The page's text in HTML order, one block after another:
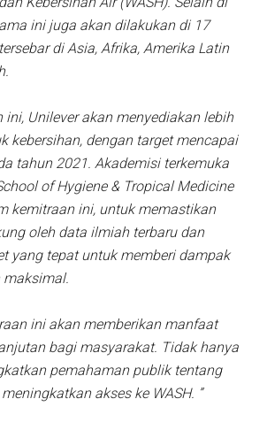
ini juga akan dilakukan di 17
di Asia, Afrika, Amerika Latin
Unilever akan menyediakan lebih
kebersihan, dengan target mencapai
tahun 2021. Akademisi terkemuka
of Hygiene & Tropical Medicine
kemitraan ini, untuk memastikan
oleh data ilmiah terbaru dan
yang tepat untuk memberi dampak
maksimal.
ini akan memberikan manfaat
bagi masyarakat. Tidak hanya
pemahaman publik tentang
akses ke WASH. ”